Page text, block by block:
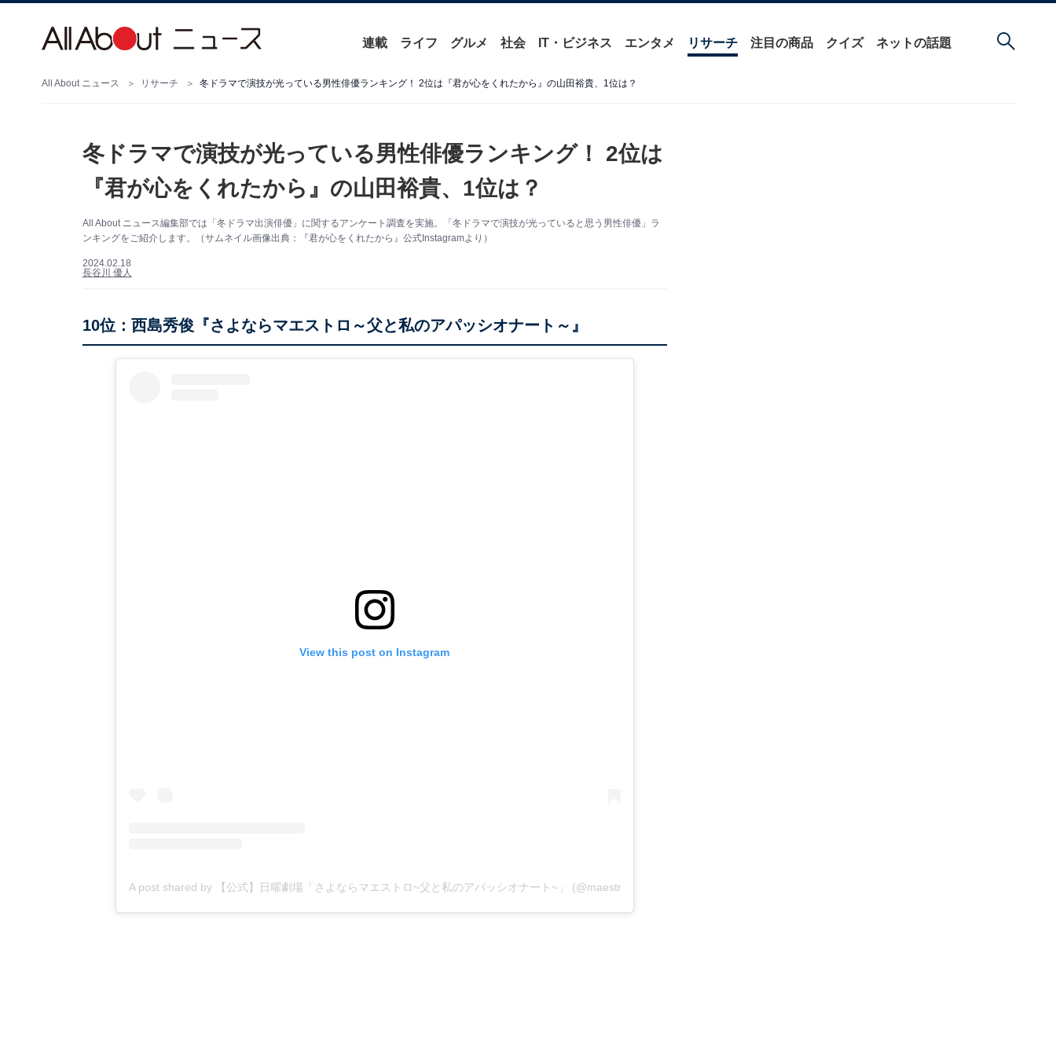
連載 ライフ グルメ 社会 IT・ビジネス エンタメ リサーチ 注目の商品 クイズ ネットの話題
All About ニュース リサーチ 冬ドラマで演技が光っている男性俳優ランキング！ 2位は『君が心をくれたから』の山田裕貴、1位は？
冬ドラマで演技が光っている男性俳優ランキング！ 2位は
『君が心をくれたから』の山田裕貴、1位は？
All About ニュース編集部では「冬ドラマ出演俳優」に関するアンケート調査を実施。「冬ドラマで演技が光っていると思う男性俳優」ラ
ンキングをご紹介します。（サムネイル画像出典：『君が心をくれたから』公式Instagramより）
2024.02.18
長谷川 優人
10位：西島秀俊『さよならマエストロ～父と私のアパッシオナート～』
View this post on Instagram
A post shared by 【公式】日曜劇場「さよならマエストロ~父と私のアパッシオナート~」 (@maestro_tbs)